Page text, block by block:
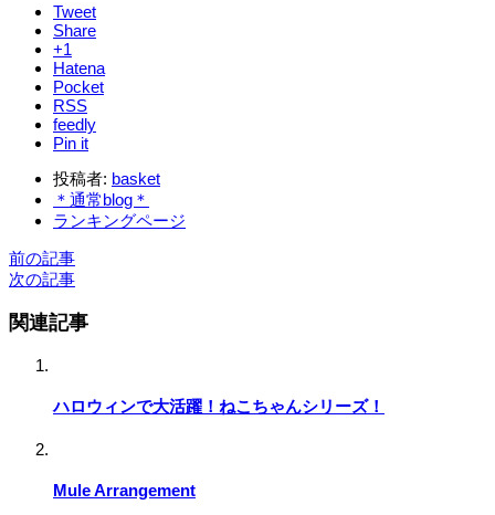
Tweet
Share
+1
Hatena
Pocket
RSS
feedly
Pin it
投稿者: basket
＊通常blog＊
ランキングページ
前の記事
次の記事
関連記事
ハロウィンで大活躍！ねこちゃんシリーズ！
Mule Arrangement